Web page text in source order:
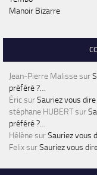
Manoir Bizarre
Jean-Pierre Malissesur
préféré ?…
ÉricsurSauriez vous
stéphane HUBERTsur
préféré ?…
HélènesurSauriez vous
FelixsurSauriez vous